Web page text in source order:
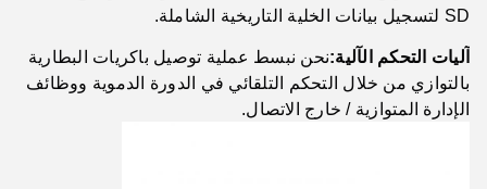
SD لتسجيل بيانات الخلية التاريخية الشاملة.
آليات التحكم الآلية:نحن نبسط عملية توصيل باكريات البطارية
بالتوازي من خلال التحكم التلقائي في الدورة الدموية ووظائف
الإدارة المتوازية / خارج الاتصال.